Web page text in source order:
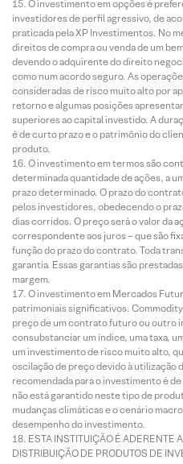
O investimento em opções é
investidores de perfil agressivo, de
praticada pela XP Investimentos. No
direitos de compra ou venda de um
devendo o adquirente do direito
como num acordo seguro. As
consideradas de risco muito alto por
retorno e algumas posições
superiores ao capital investido. A
é de curto prazo e o patrimônio do
produto.
O investimento em termos são
determinada quantidade de ações, a
prazo determinado. O prazo do
pelos investidores, obedecendo o
dias corridos. O preço será o valor da
correspondente aos juros – que são
função do prazo do contrato. Toda
garantia. Essas garantias são
margem.
O investimento em Mercados
patrimoniais significativos.
preço de um contrato futuro ou outro
consubstanciar um índice, uma taxa,
um investimento de risco muito alto,
oscilação de preço devido à utilização
recomendada para o investimento é
não está garantido neste tipo de
mudanças climáticas e o cenário
desempenho do investimento.
ESTA INSTITUIÇÃO É ADERENTE
DISTRIBUIÇÃO DE PRODUTOS DE